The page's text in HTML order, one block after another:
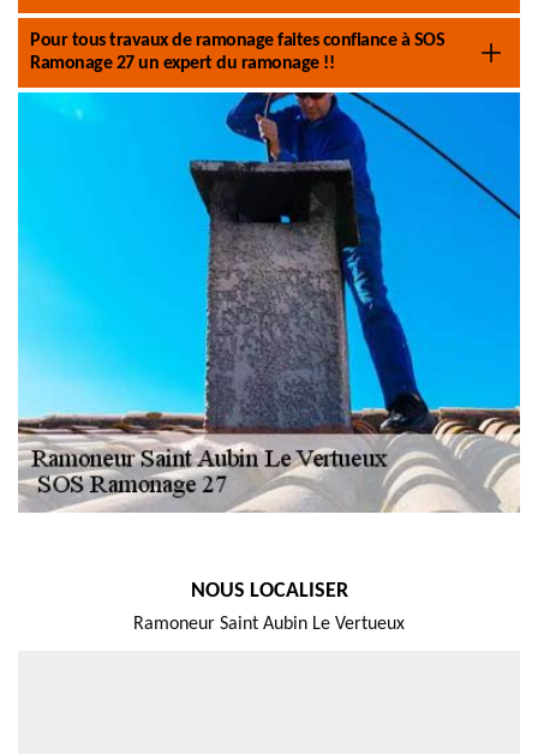
Pour tous travaux de ramonage faites confiance à SOS
Ramonage 27 un expert du ramonage !!
NOUS LOCALISER
Ramoneur Saint Aubin Le Vertueux